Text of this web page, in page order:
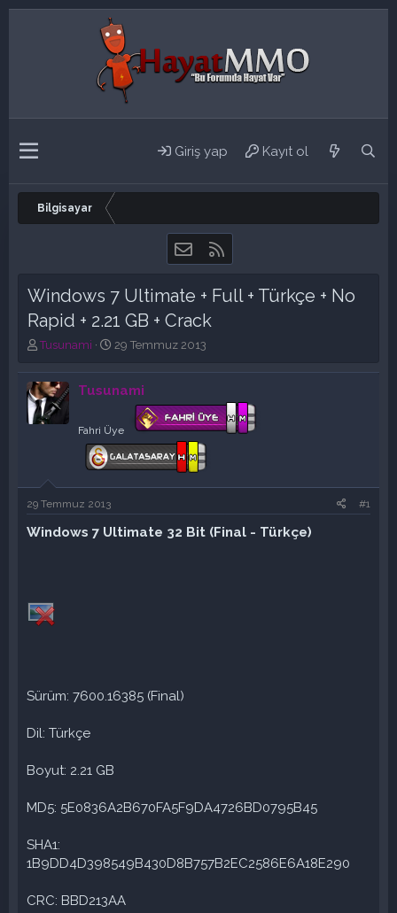
Giriş yap Kayıt ol
Bilgisayar
Bize ulaşın
Windows 7 Ultimate + Full + Türkçe + No
Rapid + 2.21 GB + Crack
K
n
b
u
y
ş
l
t
Tusunami
B
ş
l
g
ı
ç
t
i
29 Temmuz 2013
Tusunami
Fahri Üye
29 Temmuz 2013 #1
Windows 7 Ultimate 32 Bit (Final - Türkçe)
Sürüm: 7600.16385 (Final)
Dil: Türkçe
Boyut: 2.21 GB
MD5: 5E0836A2B670FA5F9DA4726BD0795B45
SHA1:
1B9DD4D398549B430D8B757B2EC2586E6A18E290
CRC: BBD213AA